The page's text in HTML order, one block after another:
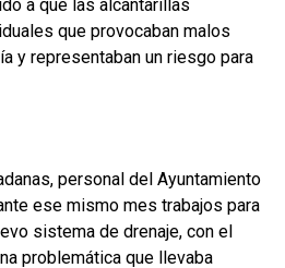
a que las alcantarillas
que provocaban malos
y representaban un riesgo para
personal del Ayuntamiento
ese mismo mes trabajos para
sistema de drenaje, con el
problemática que llevaba